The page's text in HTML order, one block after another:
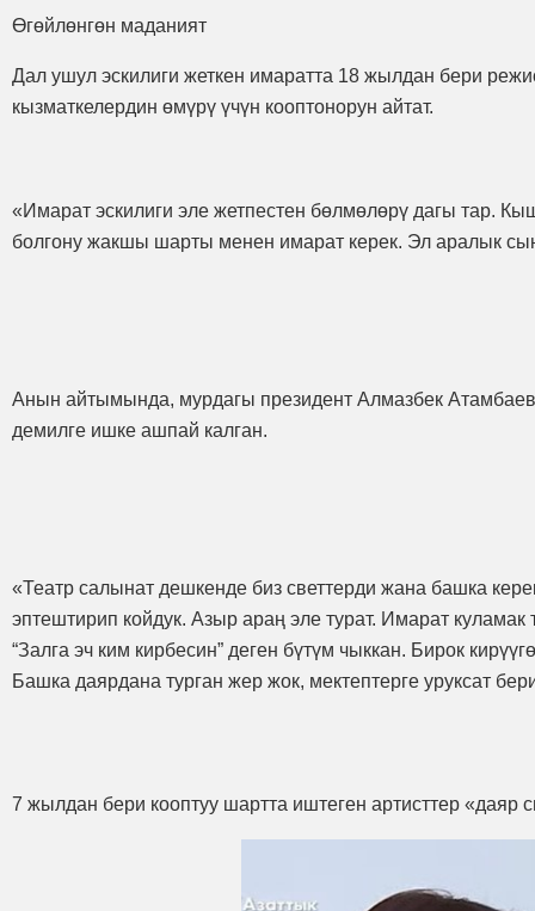
Өгөйлөнгөн маданият
Дал ушул эскилиги жеткен имаратта 18 жылдан бери
кызматкелердин өмүрү үчүн кооптонорун айтат.
«Имарат эскилиги эле жетпестен бөлмөлөрү дагы тар.
болгону жакшы шарты менен имарат керек. Эл аралык
Анын айтымында, мурдагы президент Алмазбек
демилге ишке ашпай калган.
«Театр салынат дешкенде биз светтерди жана башка
эптештирип койдук. Азыр араң эле турат. Имарат куламак
“Залга эч ким кирбесин” деген бүтүм чыккан. Бирок
Башка даярдана турган жер жок, мектептерге уруксат
7 жылдан бери кооптуу шартта иштеген артисттер «даяр